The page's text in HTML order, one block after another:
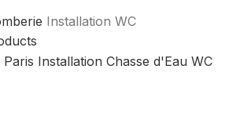
Installation WC